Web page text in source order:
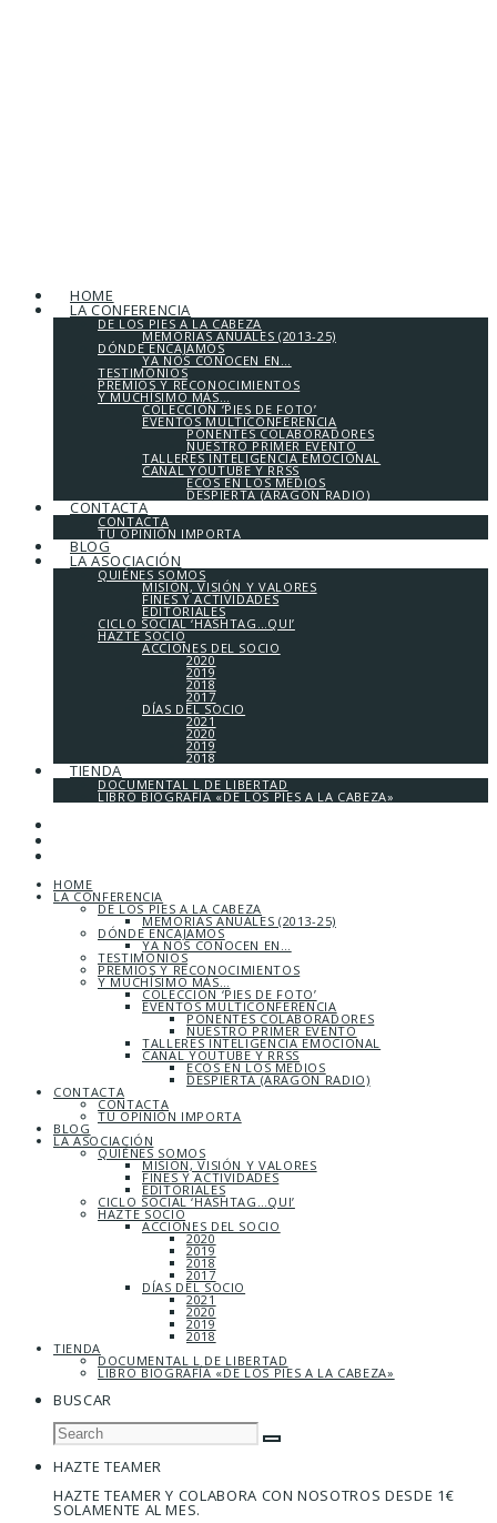
HOME
LA CONFERENCIA
DE LOS PIES A LA CABEZA
MEMORIAS ANUALES (2013-25)
DÓNDE ENCAJAMOS
YA NOS CONOCEN EN…
TESTIMONIOS
PREMIOS Y RECONOCIMIENTOS
Y MUCHÍSIMO MÁS…
COLECCIÓN ‘PIES DE FOTO’
EVENTOS MULTICONFERENCIA
PONENTES COLABORADORES
NUESTRO PRIMER EVENTO
TALLERES INTELIGENCIA EMOCIONAL
CANAL YOUTUBE Y RRSS
ECOS EN LOS MEDIOS
DESPIERTA (ARAGÓN RADIO)
CONTACTA
CONTACTA
TU OPINIÓN IMPORTA
BLOG
LA ASOCIACIÓN
QUIÉNES SOMOS
MISIÓN, VISIÓN Y VALORES
FINES Y ACTIVIDADES
EDITORIALES
CICLO SOCIAL ‘HASHTAG…QUI’
HAZTE SOCIO
ACCIONES DEL SOCIO
2020
2019
2018
2017
DÍAS DEL SOCIO
2021
2020
2019
2018
TIENDA
DOCUMENTAL L DE LIBERTAD
LIBRO BIOGRAFÍA «DE LOS PIES A LA CABEZA»
HOME
LA CONFERENCIA
DE LOS PIES A LA CABEZA
MEMORIAS ANUALES (2013-25)
DÓNDE ENCAJAMOS
YA NOS CONOCEN EN…
TESTIMONIOS
PREMIOS Y RECONOCIMIENTOS
Y MUCHÍSIMO MÁS…
COLECCIÓN ‘PIES DE FOTO’
EVENTOS MULTICONFERENCIA
PONENTES COLABORADORES
NUESTRO PRIMER EVENTO
TALLERES INTELIGENCIA EMOCIONAL
CANAL YOUTUBE Y RRSS
ECOS EN LOS MEDIOS
DESPIERTA (ARAGÓN RADIO)
CONTACTA
CONTACTA
TU OPINIÓN IMPORTA
BLOG
LA ASOCIACIÓN
QUIÉNES SOMOS
MISIÓN, VISIÓN Y VALORES
FINES Y ACTIVIDADES
EDITORIALES
CICLO SOCIAL ‘HASHTAG…QUI’
HAZTE SOCIO
ACCIONES DEL SOCIO
2020
2019
2018
2017
DÍAS DEL SOCIO
2021
2020
2019
2018
TIENDA
DOCUMENTAL L DE LIBERTAD
LIBRO BIOGRAFÍA «DE LOS PIES A LA CABEZA»
BUSCAR
HAZTE TEAMER
HAZTE TEAMER Y COLABORA CON NOSOTROS DESDE 1€
SOLAMENTE AL MES.